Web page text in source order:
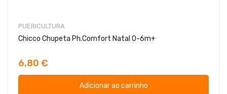
PUERICULTURA
Chicco Chupeta Ph.Comfort Natal 0-6m+
6,80 €
Adicionar ao carrinho